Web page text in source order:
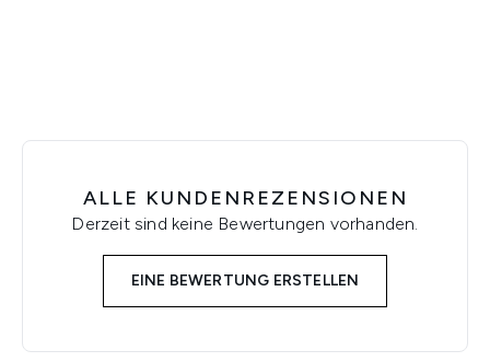
ALLE KUNDENREZENSIONEN
Derzeit sind keine Bewertungen vorhanden.
EINE BEWERTUNG ERSTELLEN